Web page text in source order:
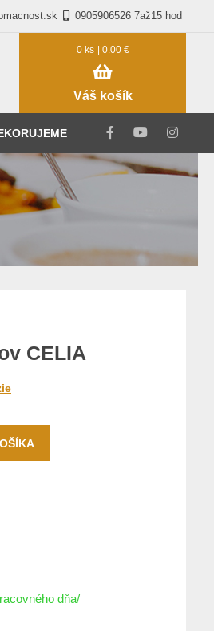
0905906526 7až15 hod
0 ks | 0.00 €
Váš košík
CELIA
dňa/